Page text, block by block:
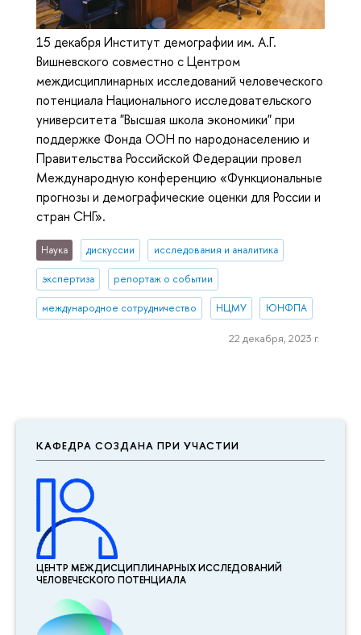
КАФЕДРА СОЗДАНА ПРИ УЧАСТИИ
ЦЕНТР МЕЖДИСЦИПЛИНАР­НЫХ ИССЛЕДОВАНИЙ
ЧЕЛОВЕЧЕСКОГО ПОТЕНЦИАЛА
15 декабря Институт демографии им. А.Г.
Вишневского совместно с Центром
междисциплинарных исследований человеческого
потенциала Национального исследовательского
университета "Высшая школа экономики" при
поддержке Фонда ООН по народонаселению и
Правительства Российской Федерации провел
Международную конференцию «Функциональные
прогнозы и демографические оценки для России и
стран СНГ».
Наука дискуссии исследования и аналитика
экспертиза репортаж о событии
международное сотрудничество НЦМУ ЮНФПА
22 декабря, 2023 г.